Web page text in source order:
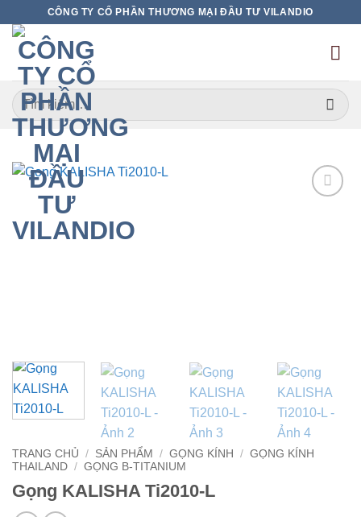
qua
dung
CÔNG TY CỔ PHẦN THƯƠNG MẠI ĐẦU TƯ VILANDIO
Tìm
kiếm:
TRANG CHỦ / SẢN PHẨM / GỌNG KÍNH / GỌNG KÍNH
THAILAND / GỌNG B-TITANIUM
Gọng KALISHA Ti2010-L